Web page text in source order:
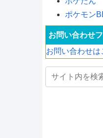
ポケモン
お問い合わせ
お問い合わせは